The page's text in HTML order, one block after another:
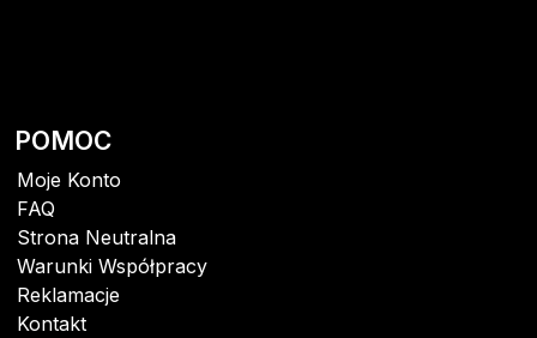
POMOC
Moje Konto
FAQ
Strona Neutralna
Warunki Współpracy
Reklamacje
Kontakt